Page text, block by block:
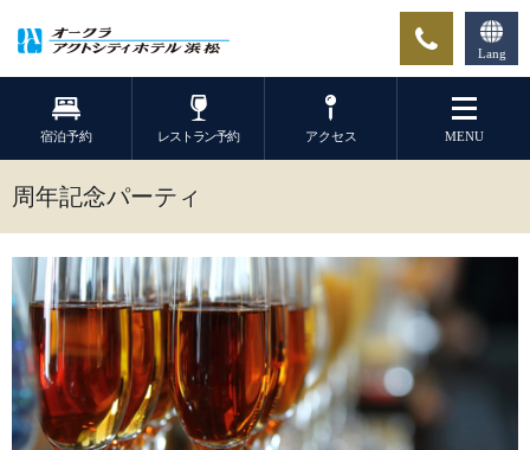
Lang
宿泊予約 レストラン予約 アクセス MENU
周年記念パーティ